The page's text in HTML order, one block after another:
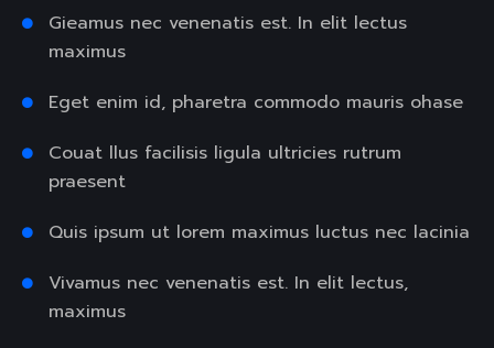
Gieamus nec venenatis est. In elit lectus
maximus
Eget enim id, pharetra commodo mauris ohase
Couat llus facilisis ligula ultricies rutrum
praesent
Quis ipsum ut lorem maximus luctus nec lacinia
Vivamus nec venenatis est. In elit lectus,
maximus